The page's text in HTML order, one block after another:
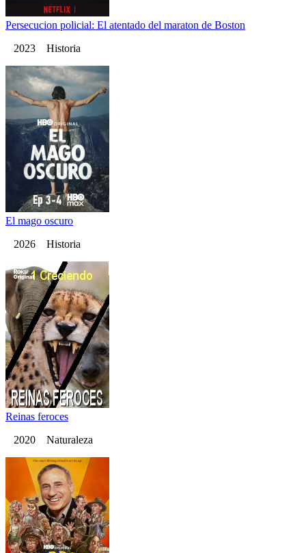
Persecucion policial: El atentado del maraton de Boston
2023 Historia
El mago oscuro
2026 Historia
Reinas feroces
2020 Naturaleza